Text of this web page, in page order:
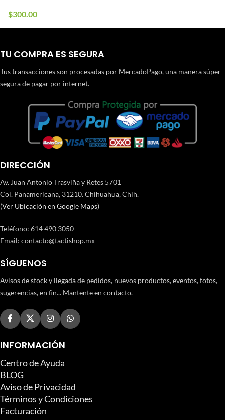
$300.00
TU COMPRA ES SEGURA
Tus transacciones son procesadas por MercadoPago, una manera súper
segura de pagar por internet.
DIRECCIÓN
Av. Juan Antonio Trasviña y Retes 5701
Col. Panamericana, 31210. Chihuahua, Chih.
(Ver Ubicación en Google Maps)
Teléfono: 614 490 3050
Email: contacto@tactishop.mx
SÍGUENOS
Avisos de stock y llegada de pedidos, nuevos productos, eventos, fotos,
sugerencias, en fin... Mantente en contacto.
INFORMACIÓN
Centro de Ayuda
BLOG
Aviso de Privacidad
Términos y Condiciones
Facturación